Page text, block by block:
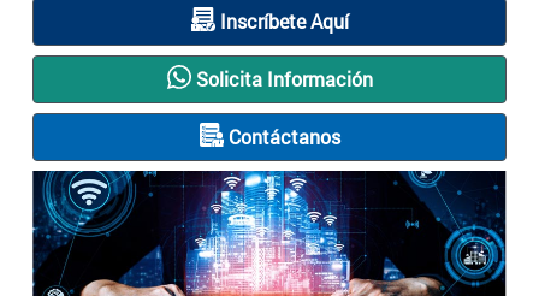
Inscríbete Aquí
Solicita Información
Contáctanos